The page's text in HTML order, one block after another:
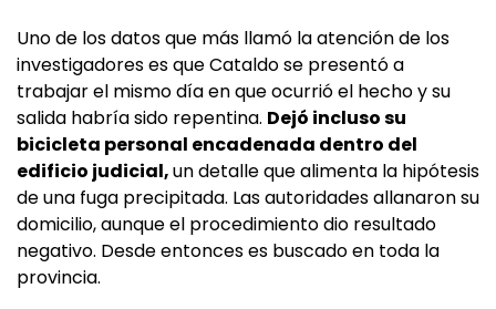
Uno de los datos que más llamó la atención de los
investigadores es que Cataldo se presentó a
trabajar el mismo día en que ocurrió el hecho y su
salida habría sido repentina. Dejó incluso su
bicicleta personal encadenada dentro del
edificio judicial,un detalle que alimenta la hipótesis
de una fuga precipitada. Las autoridades allanaron su
domicilio, aunque el procedimiento dio resultado
negativo. Desde entonces es buscado en toda la
provincia.